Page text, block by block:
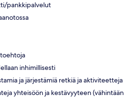
pankkipalvelut
inhimillisesti
ja järjestämiä retkiä ja aktiviteetteja
yhteisöön ja kestävyyteen (vähintään